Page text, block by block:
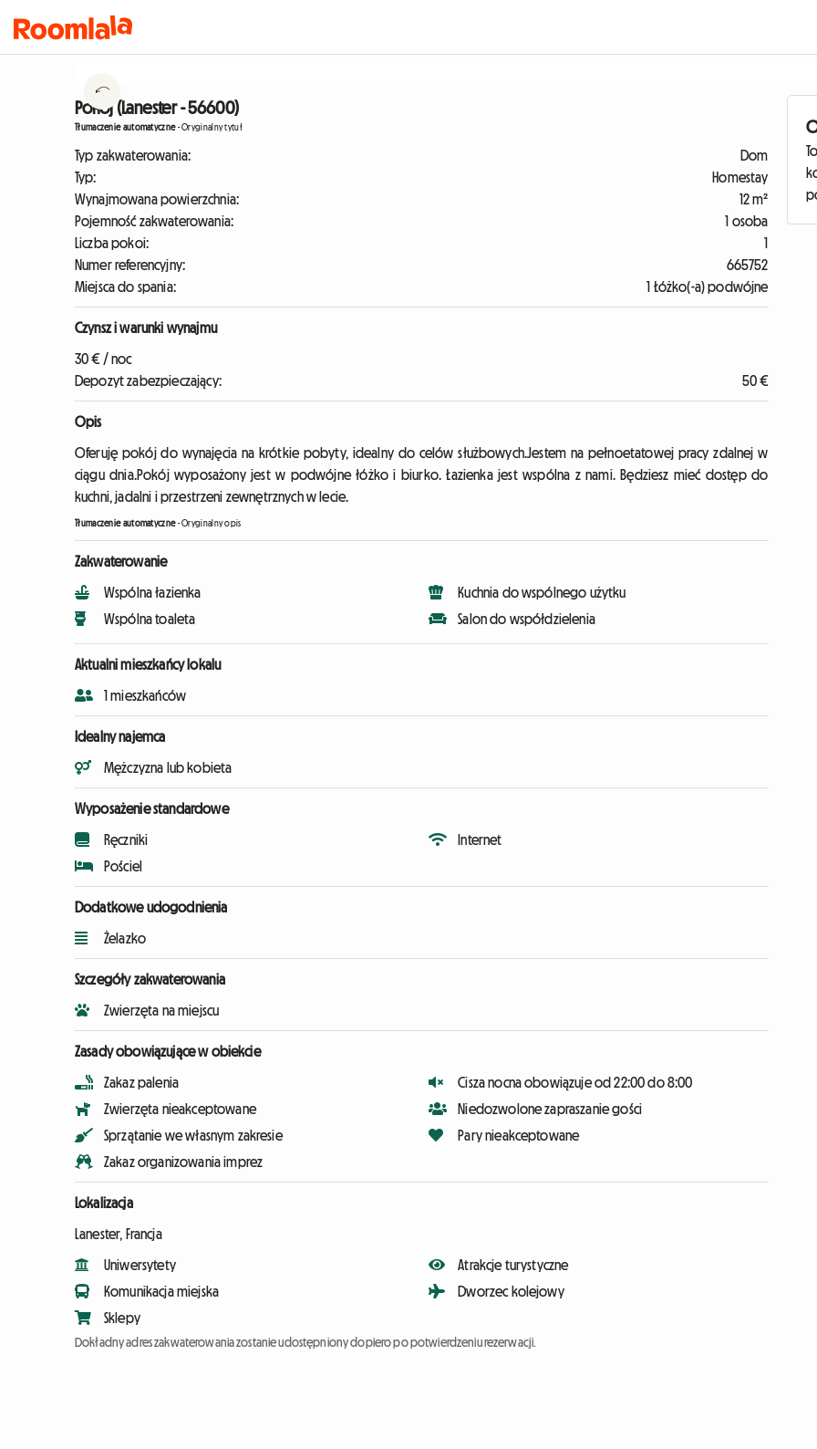
Pokój (Lanester - 56600)
Tłumaczenie automatyczne-Oryginalny tytuł
Typ zakwaterowania:
Dom
Typ:
Homestay
Wynajmowana powierzchnia:
12 m²
Pojemność zakwaterowania:
1 osoba
Liczba pokoi:
1
Numer referencyjny:
665752
Miejsca do spania:
1 Łóżko(-a) podwójne
Czynsz i warunki wynajmu
30 € / noc
Depozyt zabezpieczający:
50 €
Opis
Oferuję pokój do wynajęcia na krótkie pobyty, idealny do celów służbowych.Jestem na pełnoetatowej pracy zdalnej w
ciągu dnia.Pokój wyposażony jest w podwójne łóżko i biurko. Łazienka jest wspólna z nami. Będziesz mieć dostęp do
kuchni, jadalni i przestrzeni zewnętrznych w lecie.
Tłumaczenie automatyczne-Oryginalny opis
Zakwaterowanie
Wspólna łazienka
Wspólna toaleta
Kuchnia do wspólnego użytku
Salon do współdzielenia
Aktualni mieszkańcy lokalu
1 mieszkańców
Idealny najemca
Mężczyzna lub kobieta
Wyposażenie standardowe
Ręczniki
Pościel
Internet
Dodatkowe udogodnienia
Żelazko
Szczegóły zakwaterowania
Zwierzęta na miejscu
Zasady obowiązujące w obiekcie
Zakaz palenia
Zwierzęta nieakceptowane
Sprzątanie we własnym zakresie
Zakaz organizowania imprez
Cisza nocna obowiązuje od 22:00 do 8:00
Niedozwolone zapraszanie gości
Pary nieakceptowane
Lokalizacja
Lanester, Francja
Uniwersytety
Komunikacja miejska
Sklepy
Atrakcje turystyczne
Dworzec kolejowy
Dokładny adres zakwaterowania zostanie udostępniony dopiero po potwierdzeniu rezerwacji.